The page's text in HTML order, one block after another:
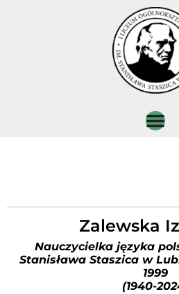
Zalewska
Nauczycielka języka
Stanisława Staszica w
1999
(1940-